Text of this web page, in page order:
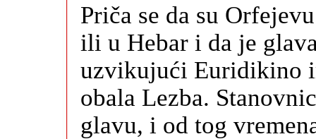
Priča se da su
ili u Hebar i da je
uzvikujući Euridikino
obala Lezba.
glavu, i od tog